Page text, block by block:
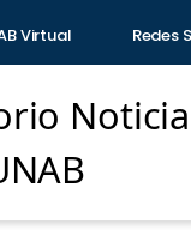
Virtual Redes